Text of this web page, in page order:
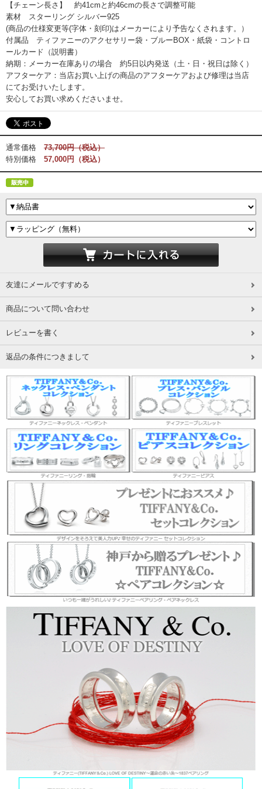
【チェーン長さ】 約41cmと約46cmの長さで調整可能
素材 スターリング シルバー925
(商品の仕様変更等(字体・刻印)はメーカーにより予告なくされます。）
付属品 ティファニーのアクセサリー袋・ブルーBOX・紙袋・コントロ
ールカード（説明書）
納期：メーカー在庫ありの場合 約5日以内発送（土・日・祝日は除く）
アフターケア：当店お買い上げの商品のアフターケアおよび修理は当店
にてお受けいたします。
安心してお買い求めくださいませ。
通常価格
73,700円（税込）
特別価格
57,000円（税込）
友達にメールですすめる
商品について問い合わせ
レビューを書く
返品の条件につきまして